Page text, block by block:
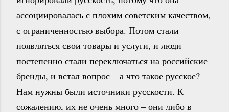
ассоциировалась с плохим советским качеством,
с ограниченностью выбора. Потом стали
появляться свои товары и услуги, и люди
постепенно стали переключаться на российские
бренды, и встал вопрос – а что такое русское?
Нам нужны были источники русскости. К
сожалению, их не очень много – они либо в